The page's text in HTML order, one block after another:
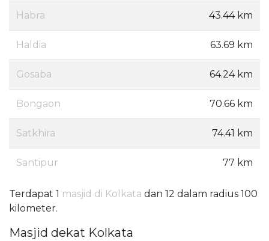
Habra 43.44 km
Haldia 63.69 km
Gosaba 64.24 km
Bongaon 70.66 km
Satkhira 74.41 km
Santipur 77 km
Terdapat 1 masjid di Kolkata dan 12 dalam radius 100
kilometer.
Masjid dekat Kolkata